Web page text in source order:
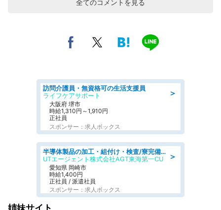
全てのコメントを見る
＞
訪問介護員・無資格可の生活支援員
ライフケアサポート
大阪府 堺市
時給1,310円～1,910円
正社員
スポンサー：求人ボックス
＞
半導体製品の加工・組付け・検査/寮完備/日勤/日払い/工場・製造
UTエージェント株式会社AGT東海第一CU
愛知県 岡崎市
時給1,400円
正社員 / 派遣社員
スポンサー：求人ボックス
姉妹サイト